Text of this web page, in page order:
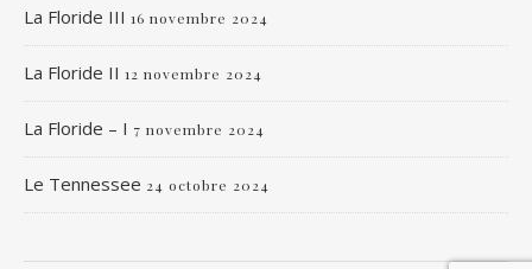
La Floride III 16 novembre 2024
La Floride II 12 novembre 2024
La Floride – I 7 novembre 2024
Le Tennessee 24 octobre 2024